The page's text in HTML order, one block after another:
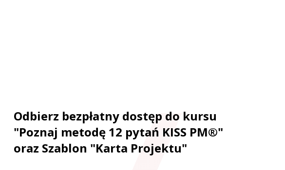
Odbierz bezpłatny dostęp do kursu
"Poznaj metodę 12 pytań KISS PM®"
oraz Szablon "Karta Projektu"